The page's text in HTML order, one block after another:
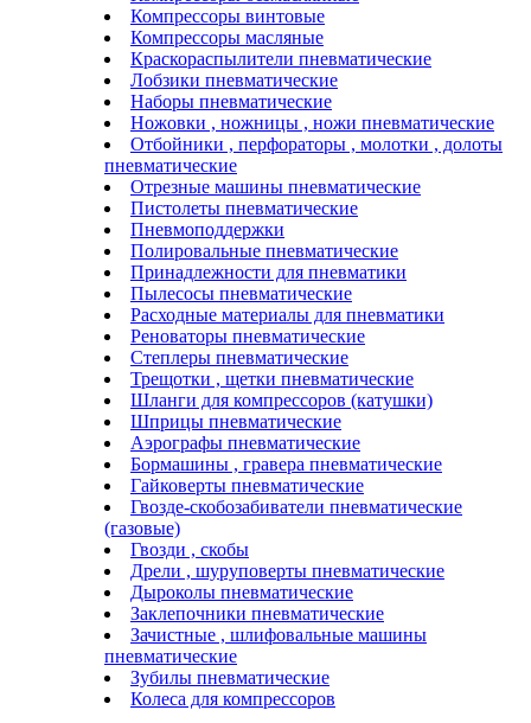
Компрессоры винтовые
Компрессоры масляные
Краскораспылители пневматические
Лобзики пневматические
Наборы пневматические
Ножовки , ножницы , ножи пневматические
Отбойники , перфораторы , молотки , долоты
пневматические
Отрезные машины пневматические
Пистолеты пневматические
Пневмоподдержки
Полировальные пневматические
Принадлежности для пневматики
Пылесосы пневматические
Расходные материалы для пневматики
Реноваторы пневматические
Степлеры пневматические
Трещотки , щетки пневматические
Шланги для компрессоров (катушки)
Шприцы пневматические
Аэрографы пневматические
Бормашины , гравера пневматические
Гайковерты пневматические
Гвозде-скобозабиватели пневматические
(газовые)
Гвозди , скобы
Дрели , шуруповерты пневматические
Дыроколы пневматические
Заклепочники пневматические
Зачистные , шлифовальные машины
пневматические
Зубилы пневматические
Колеса для компрессоров